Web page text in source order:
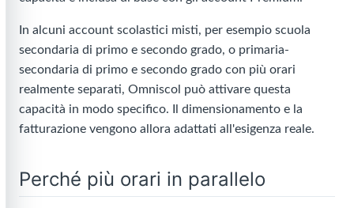
In alcuni account scolastici misti, per esempio scuola
secondaria di primo e secondo grado, o primaria-
secondaria di primo e secondo grado con più orari
realmente separati, Omniscol può attivare questa
capacità in modo specifico. Il dimensionamento e la
fatturazione vengono allora adattati all'esigenza reale.
Perché più orari in parallelo